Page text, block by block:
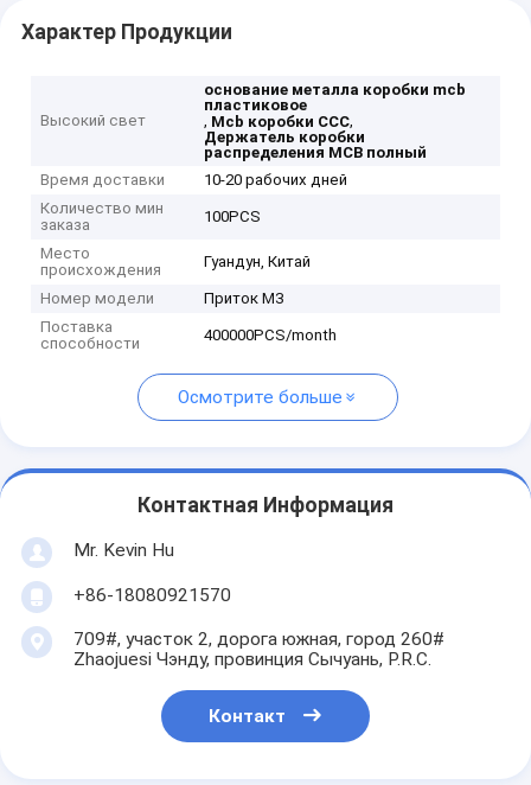
Характер Продукции
Высокий свет
основание металла коробки mcb
пластиковое
, Mcb коробки CCC,
Держатель коробки
распределения MCB полный
Время доставки
10-20 рабочих дней
Количество мин
заказа
100PCS
Место
происхождения
Гуандун, Китай
Номер модели
Приток M3
Поставка
способности
400000PCS/month
Осмотрите больше
Контактная Информация
Mr. Kevin Hu
+86-18080921570
709#, участок 2, дорога южная, город 260#
Zhaojuesi Чэнду, провинция Сычуань, P.R.C.
Контакт